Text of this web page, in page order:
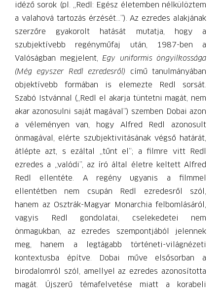
idéző sorok (pl. „Redl: Egész életemben nélkülöztem
a valahová tartozás érzését…”). Az ezredes alakjának
szerzőre gyakorolt hatását mutatja, hogy a
szubjektívebb regényműfaj után, 1987-ben a
Valóságban megjelent, Egy uniformis öngyilkossága
(Még egyszer Redl ezredesről) című tanulmányában
objektívebb formában is elemezte Redl sorsát.
Szabó Istvánnal („Redl el akarja tüntetni magát, nem
akar azonosulni saját magával”) szemben Dobai azon
a véleményen van, hogy Alfred Redl azonosult
önmagával, elérte szubjektivitásának végső határát,
átlépte azt, s ezáltal „tűnt el”; a filmre vitt Redl
ezredes a „valódi”, az író által életre keltett Alfred
Redl ellentéte. A regény ugyanis a filmmel
ellentétben nem csupán Redl ezredesről szól,
hanem az Osztrák-Magyar Monarchia felbomlásáról,
vagyis Redl gondolatai, cselekedetei nem
önmagukban, az ezredes szempontjából jelennek
meg, hanem a legtágabb történeti-világnézeti
kontextusba építve. Dobai műve elsősorban a
birodalomról szól, amellyel az ezredes azonosította
magát. Újszerű témafelvetése miatt a korabeli